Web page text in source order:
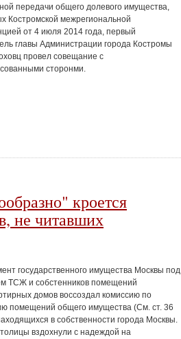
передачи общего долевого имущества,
Костромской межрегиональной
от 4 июля 2014 года, первый
главы Администрации города Костромы
провел совещание с
сторонми.
кроется
не читавших
государственного имущества Москвы под
ТСЖ и собстенников помещений
домов воссоздал комиссию по
помещений общего имущества (См. ст. 36
в собственности города Москвы.
вздохнули с надеждой на